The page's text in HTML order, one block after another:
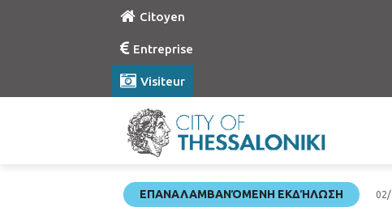
Citoyen
Entreprise
Visiteur
ΕΠΑΝΑΛΑΜΒΑΝΌΜΕΝΗ ΕΚΔΉΛΩΣΗ 02/